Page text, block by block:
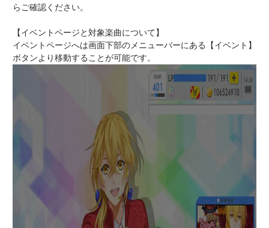
らご確認ください。
【イベントページと対象楽曲について】
イベントページへは画面下部のメニューバーにある【イベント】
ボタンより移動することが可能です。